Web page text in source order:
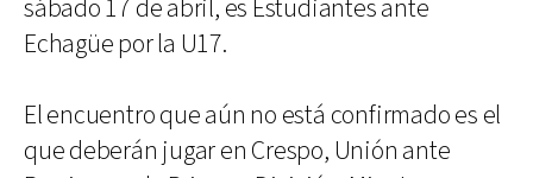
sábado 17 de abril, es Estudiantes ante
Echagüe por la U17.
El encuentro que aún no está confirmado es el
que deberán jugar en Crespo, Unión ante